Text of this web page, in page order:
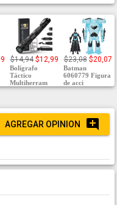
$14,94 $12,99
Bolígrafo
Táctico
Multiherram
$23,08 $20,07
Batman
6060779 Figura
de acci
AGREGAR OPINION